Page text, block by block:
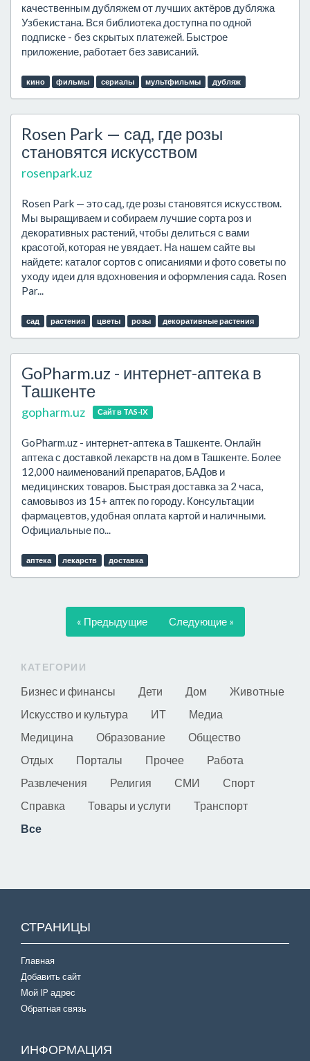
качественным дубляжем от лучших актёров дубляжа
Узбекистана. Вся библиотека доступна по одной
подписке - без скрытых платежей. Быстрое
приложение, работает без зависаний.
кино фильмы сериалы мультфильмы дубляж
Rosen Park — сад, где розы
становятся искусством
rosenpark.uz
Rosen Park — это сад, где розы становятся искусством.
Мы выращиваем и собираем лучшие сорта роз и
декоративных растений, чтобы делиться с вами
красотой, которая не увядает. На нашем сайте вы
найдете: каталог сортов с описаниями и фото советы по
уходу идеи для вдохновения и оформления сада. Rosen
Par...
сад растения цветы розы декоративные растения
GoPharm.uz - интернет-аптека в
Ташкенте
gopharm.uz Сайт в TAS-IX
GoPharm.uz - интернет-аптека в Ташкенте. Онлайн
аптека с доставкой лекарств на дом в Ташкенте. Более
12,000 наименований препаратов, БАДов и
медицинских товаров. Быстрая доставка за 2 часа,
самовывоз из 15+ аптек по городу. Консультации
фармацевтов, удобная оплата картой и наличными.
Официальные по...
аптека лекарств доставка
« Предыдущие Следующие »
КАТЕГОРИИ
Бизнес и финансы Дети Дом
Животные
Искусство и культура
ИТ
Медиа
Медицина
Образование
Общество
Отдых
Порталы Прочее
Работа
Развлечения
Религия СМИ
Спорт
Справка
Товары и услуги
Транспорт
Все
СТРАНИЦЫ
Главная
Добавить сайт
Мой IP адрес
Обратная связь
ИНФОРМАЦИЯ